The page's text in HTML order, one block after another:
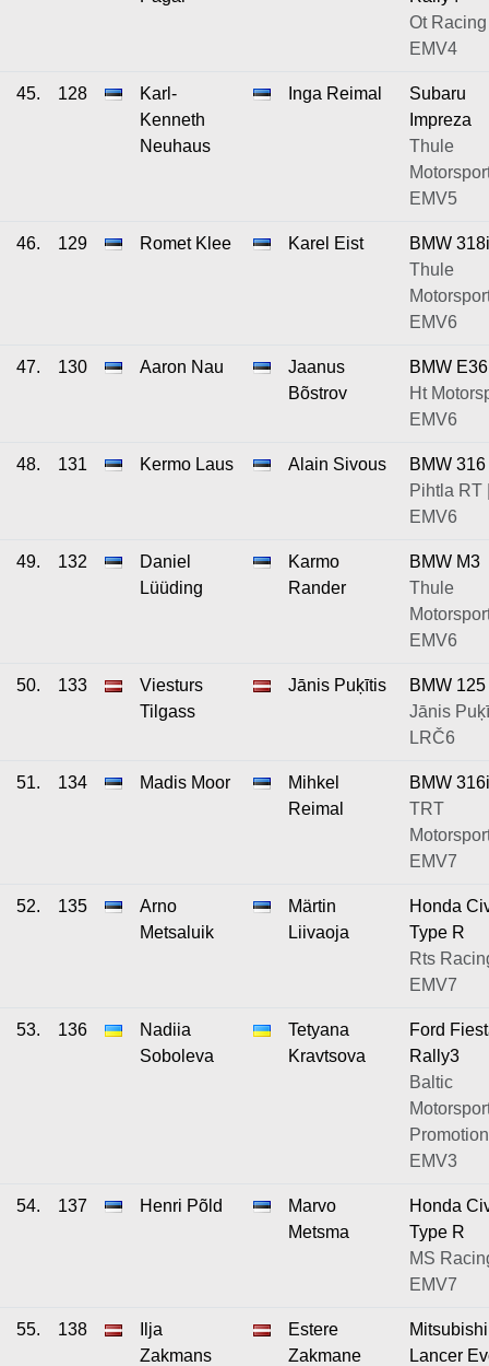
Ot
EMV4
45. 128
Karl-
Kenneth
Neuhaus
Inga Reimal
Subaru
Impreza
Thule
EMV5
46. 129 Romet Klee Karel Eist
BMW
Thule
EMV6
47. 130 Aaron Nau
Jaanus
Bõstrov
BMW
Ht
EMV6
48. 131 Kermo Laus Alain Sivous
BMW 316
Pihtla RT
EMV6
49. 132
Daniel
Lüüding
Karmo
Rander
BMW M3
Thule
EMV6
50. 133
Viesturs
Tilgass
Jānis Puķītis
BMW 125
Jānis
LRČ6
51. 134 Madis Moor
Mihkel
Reimal
BMW 316i
TRT
EMV7
52. 135
Arno
Metsaluik
Märtin
Liivaoja
Honda
Type R
Rts
EMV7
53. 136
Nadiia
Soboleva
Tetyana
Kravtsova
Ford
Rally3
Baltic
EMV3
54. 137 Henri Põld
Marvo
Metsma
Honda
Type R
MS
EMV7
55. 138
Ilja
Zakmans
Estere
Zakmane
Mitsubishi
Lancer